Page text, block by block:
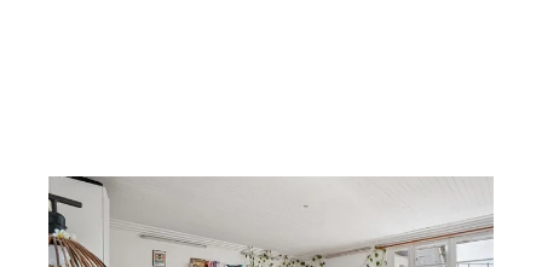
PARIS 75020
44,28 m2, 3 pièces
Ref : 15337